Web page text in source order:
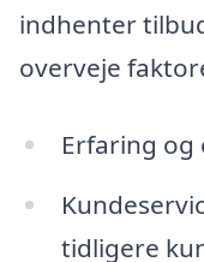
indhenter
overveje
Erfaring og
tidligere